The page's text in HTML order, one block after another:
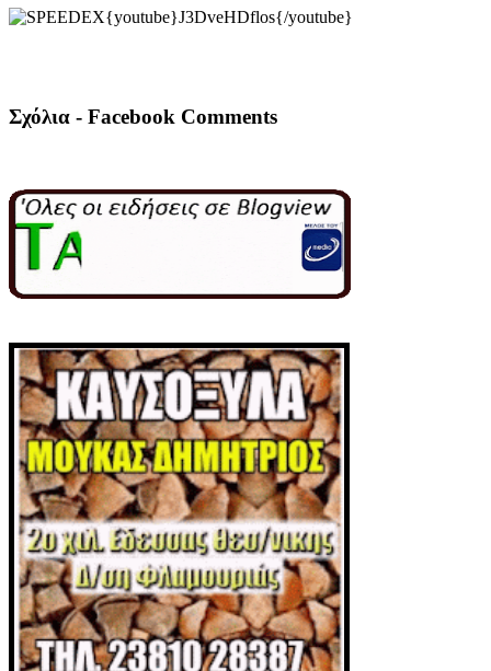
{youtube}J3DveHDflos{/youtube}
Σχόλια - Facebook Comments